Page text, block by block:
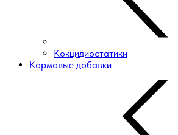
Кокцидиостатики
Кормовые добавки